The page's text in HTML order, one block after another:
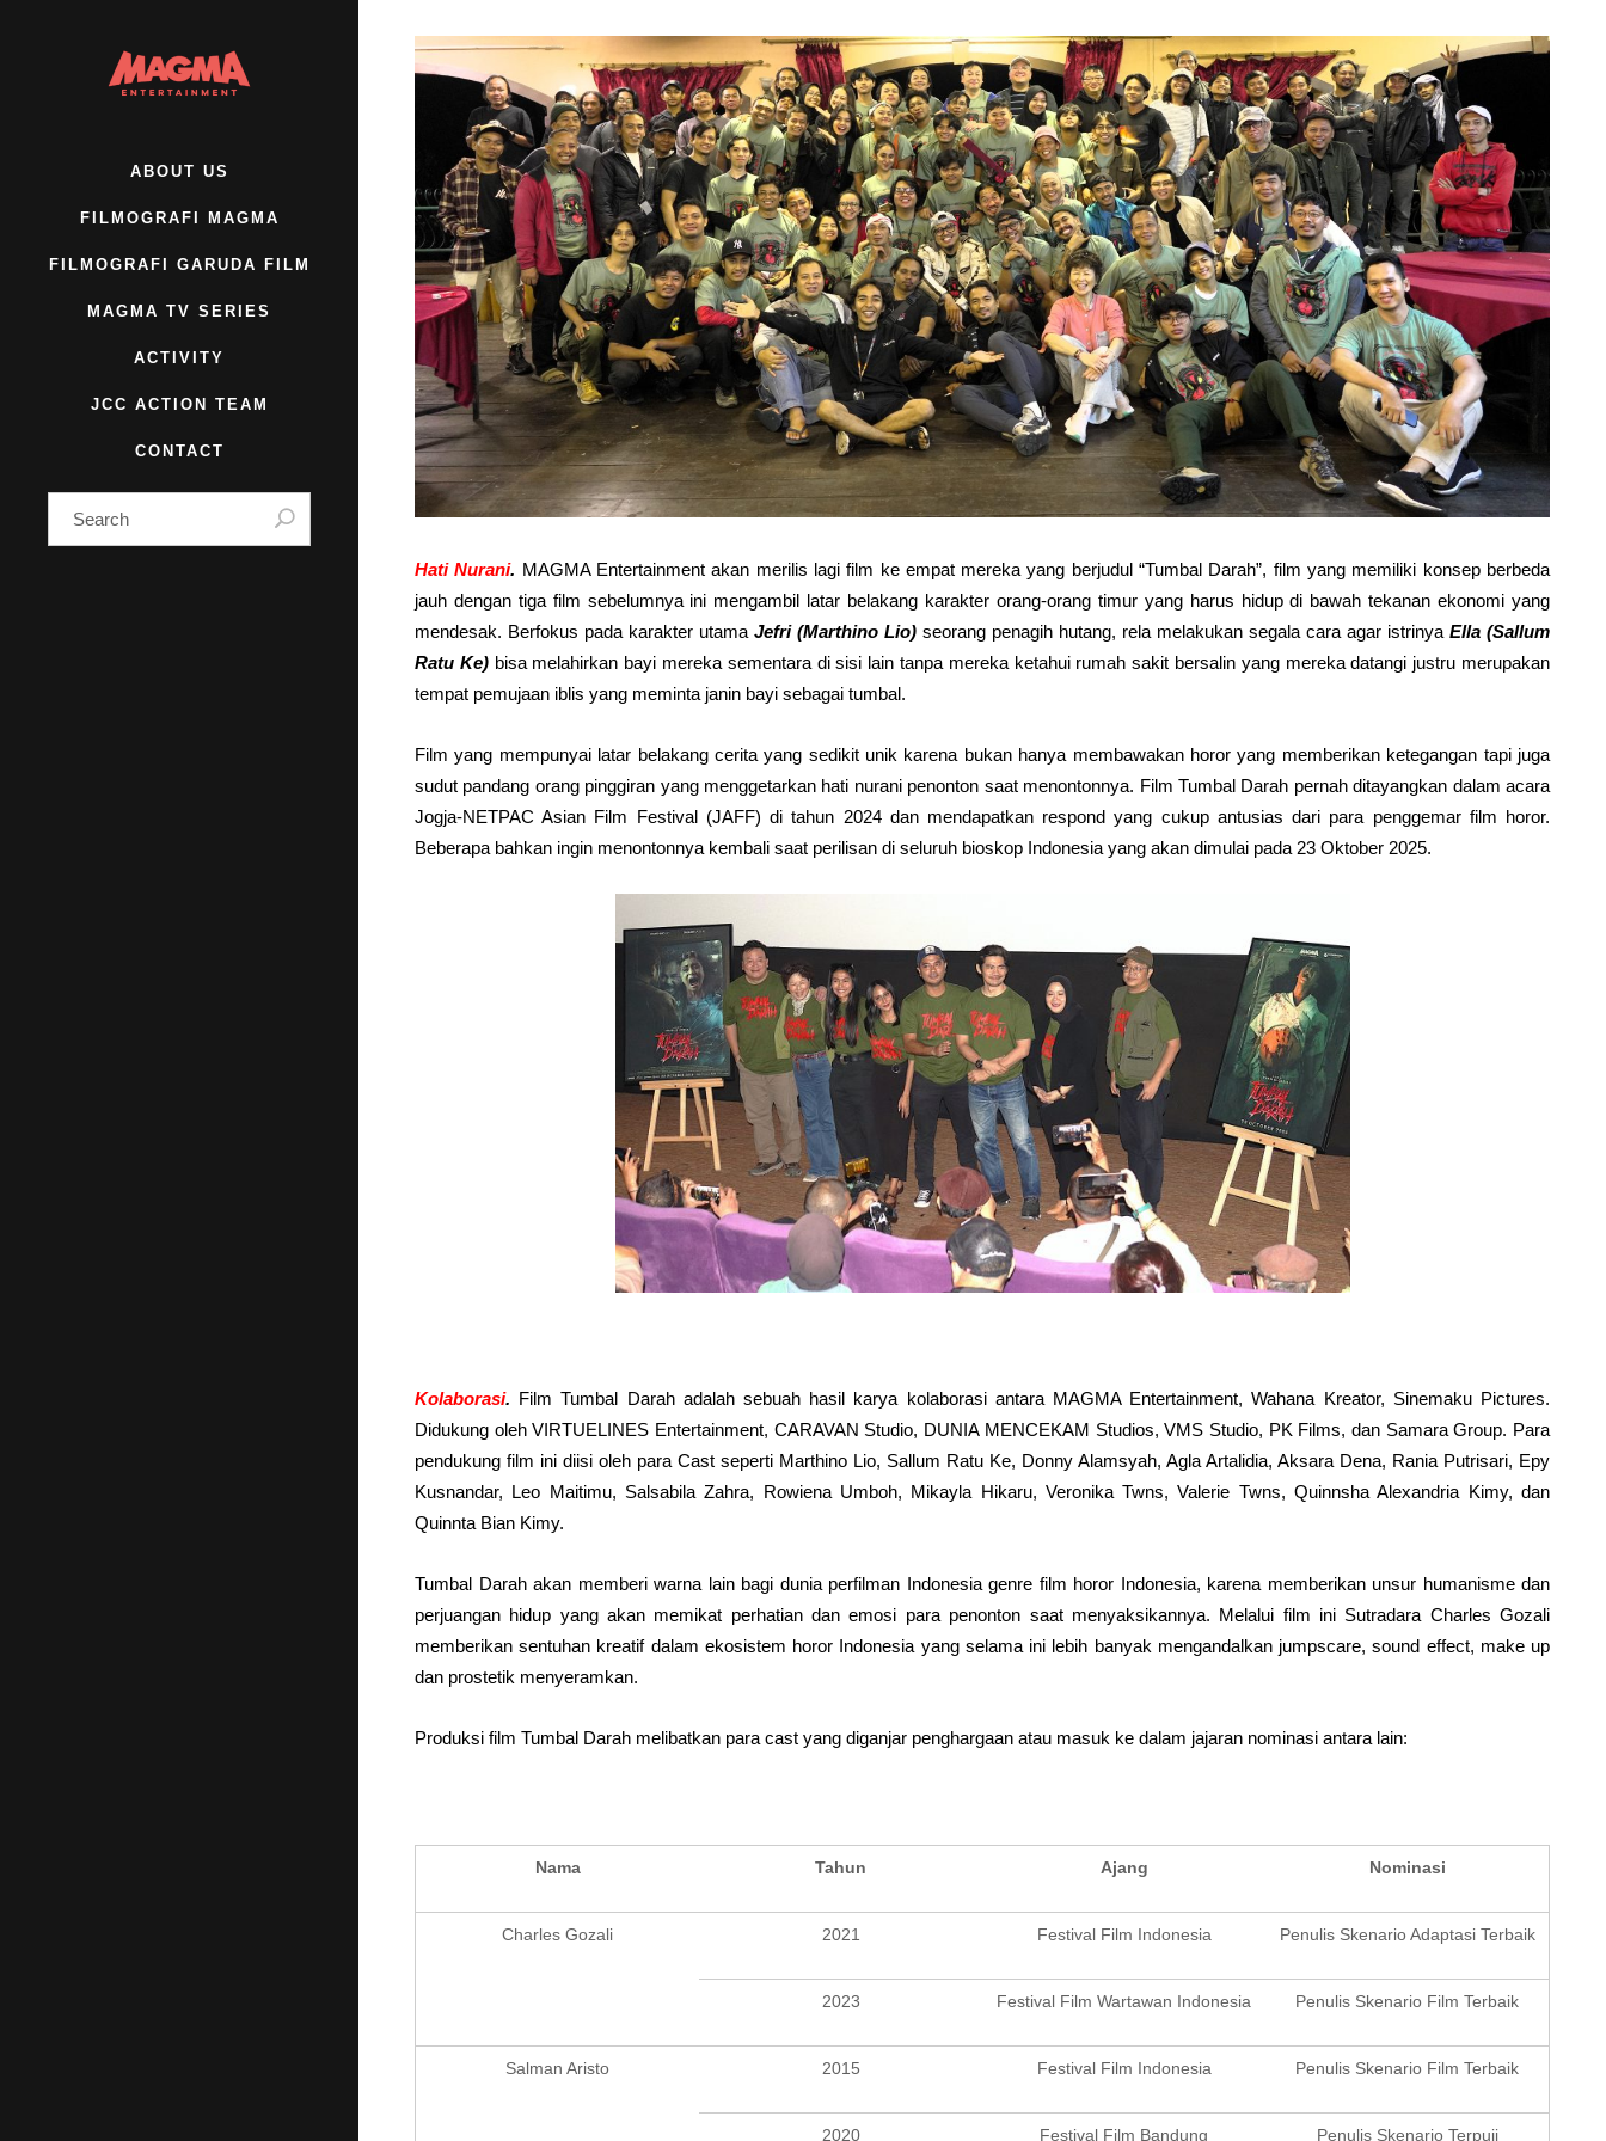
ABOUT US
FILMOGRAFI MAGMA
FILMOGRAFI GARUDA FILM
MAGMA TV SERIES
ACTIVITY
JCC ACTION TEAM
CONTACT
Hati Nurani. MAGMA Entertainment akan merilis lagi film ke empat mereka yang berjudul “Tumbal Darah”, film yang memiliki konsep berbeda
jauh dengan tiga film sebelumnya ini mengambil latar belakang karakter orang-orang timur yang harus hidup di bawah tekanan ekonomi yang
mendesak. Berfokus pada karakter utama Jefri (Marthino Lio) seorang penagih hutang, rela melakukan segala cara agar istrinya Ella (Sallum
Ratu Ke)bisa melahirkan bayi mereka sementara di sisi lain tanpa mereka ketahui rumah sakit bersalin yang mereka datangi justru merupakan
tempat pemujaan iblis yang meminta janin bayi sebagai tumbal.
Film yang mempunyai latar belakang cerita yang sedikit unik karena bukan hanya membawakan horor yang memberikan ketegangan tapi juga
sudut pandang orang pinggiran yang menggetarkan hati nurani penonton saat menontonnya. Film Tumbal Darah pernah ditayangkan dalam acara
Jogja-NETPAC Asian Film Festival (JAFF) di tahun 2024 dan mendapatkan respond yang cukup antusias dari para penggemar film horor.
Beberapa bahkan ingin menontonnya kembali saat perilisan di seluruh bioskop Indonesia yang akan dimulai pada 23 Oktober 2025.
Kolaborasi. Film Tumbal Darah adalah sebuah hasil karya kolaborasi antara MAGMA Entertainment, Wahana Kreator, Sinemaku Pictures.
Didukung oleh VIRTUELINES Entertainment, CARAVAN Studio, DUNIA MENCEKAM Studios, VMS Studio, PK Films, dan Samara Group. Para
pendukung film ini diisi oleh para Cast seperti Marthino Lio, Sallum Ratu Ke, Donny Alamsyah, Agla Artalidia, Aksara Dena, Rania Putrisari, Epy
Kusnandar, Leo Maitimu, Salsabila Zahra, Rowiena Umboh, Mikayla Hikaru, Veronika Twns, Valerie Twns, Quinnsha Alexandria Kimy, dan
Quinnta Bian Kimy.
Tumbal Darah akan memberi warna lain bagi dunia perfilman Indonesia genre film horor Indonesia, karena memberikan unsur humanisme dan
perjuangan hidup yang akan memikat perhatian dan emosi para penonton saat menyaksikannya. Melalui film ini Sutradara Charles Gozali
memberikan sentuhan kreatif dalam ekosistem horor Indonesia yang selama ini lebih banyak mengandalkan jumpscare, sound effect, make up
dan prostetik menyeramkan.
Produksi film Tumbal Darah melibatkan para cast yang diganjar penghargaan atau masuk ke dalam jajaran nominasi antara lain:
Nama Tahun Ajang Nominasi
Charles Gozali 2021 Festival Film Indonesia Penulis Skenario Adaptasi Terbaik
2023 Festival Film Wartawan Indonesia Penulis Skenario Film Terbaik
Salman Aristo 2015 Festival Film Indonesia Penulis Skenario Film Terbaik
2020 Festival Film Bandung Penulis Skenario Terpuji